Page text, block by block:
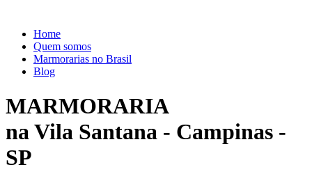
Home
Quem somos
Marmorarias no Brasil
Blog
MARMORARIA
na Vila Santana - Campinas -
SP